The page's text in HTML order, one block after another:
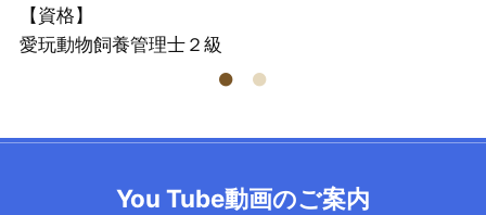
【資格】
愛玩動物飼養管理士２級
You Tube動画のご案内